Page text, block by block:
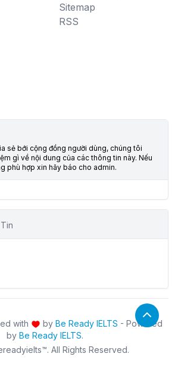
Sitemap
RSS
sẻ bới cộng đồng người dùng, chúng tôi
gì về nội dung của các thông tin này. Nếu
phù hợp xin hãy báo cho admin.
with by Be Ready IELTS - Powered
by Be Ready IELTS.
All Rights Reserved.